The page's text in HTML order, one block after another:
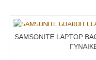
SAMSONITE LAPTOP